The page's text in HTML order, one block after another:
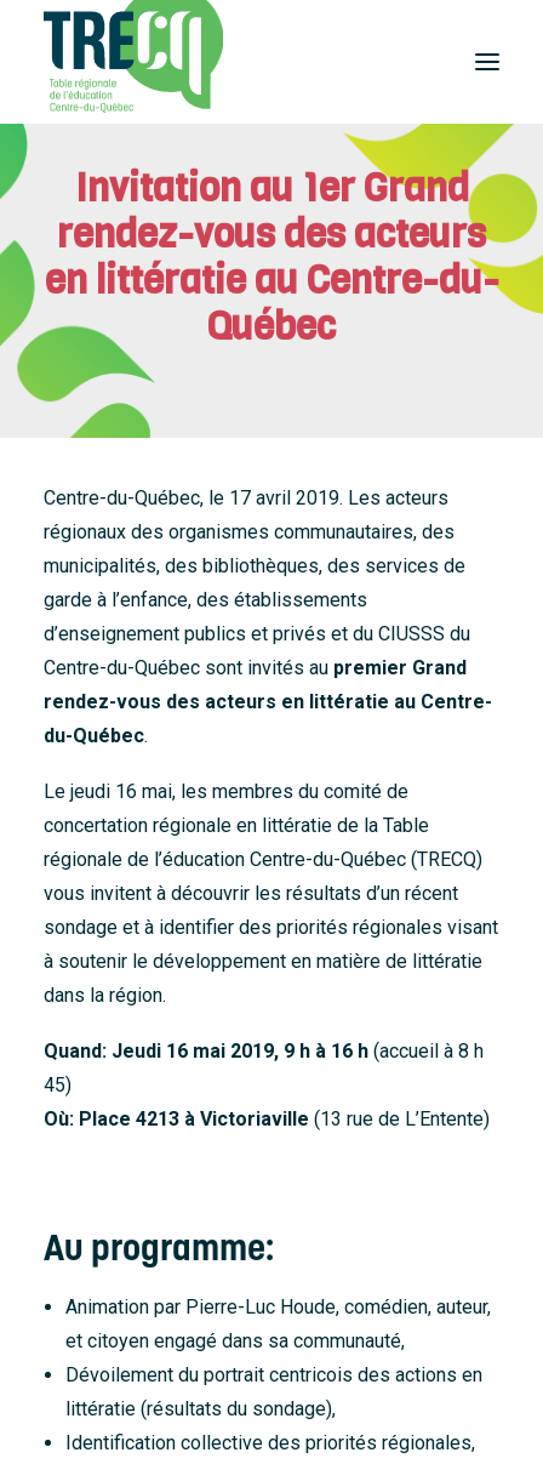
Réussite
éducative
Lecture
Plaisir de lire
Événements
et activités
Équilibre
études-travail
Étudier
au Centre-du-Québec
et publications
Accueil
À propos
Nouvelles
Nous joindre
Invitation au 1er Grand
rendez-vous des acteurs
en littératie au Centre-du-
Québec
Centre-du-Québec, le 17 avril 2019. Les acteurs
régionaux des organismes communautaires, des
municipalités, des bibliothèques, des services de
garde à l’enfance, des établissements
d’enseignement publics et privés et du CIUSSS du
Centre-du-Québec sont invités au premier Grand
rendez-vous des acteurs en littératie au Centre-
du-Québec.
Le jeudi 16 mai, les membres du comité de
concertation régionale en littératie de la Table
régionale de l’éducation Centre-du-Québec (TRECQ)
vous invitent à découvrir les résultats d’un récent
sondage et à identifier des priorités régionales visant
à soutenir le développement en matière de littératie
dans la région.
Quand: Jeudi 16 mai 2019, 9 h à 16 h (accueil à 8 h
45)
Où: Place 4213 à Victoriaville (13 rue de L’Entente)
Au programme:
Animation par Pierre-Luc Houde, comédien, auteur,
et citoyen engagé dans sa communauté,
Dévoilement du portrait centricois des actions en
littératie (résultats du sondage),
Identification collective des priorités régionales,